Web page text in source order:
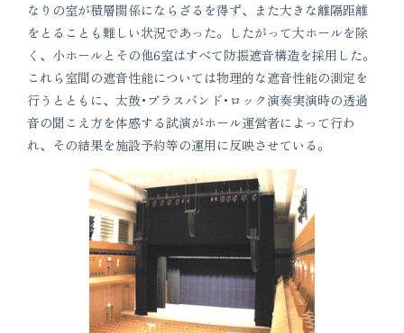
なりの室が積層関係にならざるを得ず、また大きな離隔距離
をとることも難しい状況であった。したがって大ホールを除
く、小ホールとその他6室はすべて防振遮音構造を採用した。
これら室間の遮音性能については物理的な遮音性能の測定を
行うとともに、太鼓･ブラスバンド･ロック演奏実演時の透過
音の聞こえ方を体感する試演がホール運営者によって行わ
れ、その結果を施設予約等の運用に反映させている。